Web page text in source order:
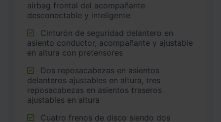
airbag frontal del acompañante
desconectable y inteligente
asiento conductor, acompañante y ajustable
en altura con pretensores
delanteros ajustables en altura, tres
reposacabezas en asientos traseros
ajustables en altura